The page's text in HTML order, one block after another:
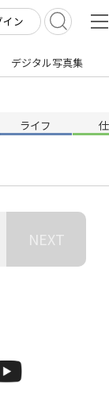
イン
デジタル写真集
ライフ
NEXT